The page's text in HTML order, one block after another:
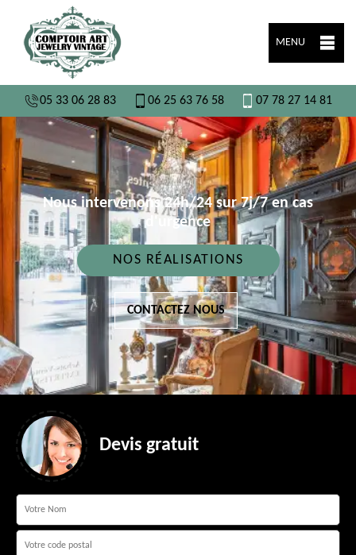
MENU
05 33 06 28 83 06 25 63 76 58 07 78 27 14 81
Nous intervenons 24h/24 sur 7j/7 en cas
d'urgence
NOS RÉALISATIONS
CONTACTEZ NOUS
Devis gratuit